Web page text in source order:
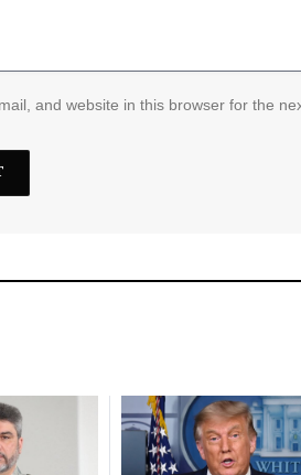
and website in this browser for the